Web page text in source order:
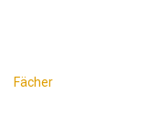
Fächer